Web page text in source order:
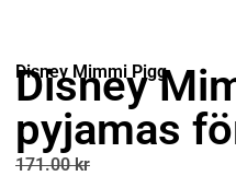
Disney Mimmi Pigg
Disney
pyjamas
171.00kr